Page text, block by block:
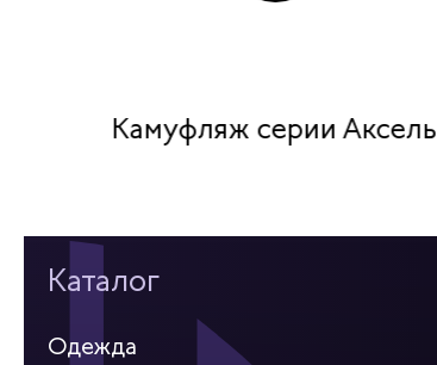
Камуфляж серии Аксель
Каталог
Одежда